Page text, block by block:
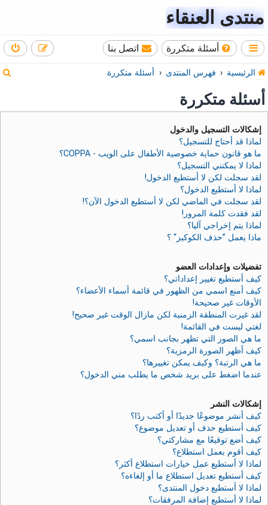
منتدى العنقاء
أسئلة متكررة اتصل بنا
الرئيسية فهرس المنتدى أسئلة متكررة
أسئلة متكررة
إشكالات التسجيل والدخول
لماذا قد أحتاج للتسجيل؟
ما هو قانون حماية خصوصية الأطفال على الويب - COPPA؟
لماذا لا يمكنني التسجيل؟
لقد سجلت لكن لا أستطيع الدخول!
لماذا لا أستطيع الدخول؟
لقد سجلت في الماضي لكن لا أستطيع الدخول الآن؟!
لقد فقدت كلمة المرور!
لماذا يتم إخراجي آليا؟
ماذا يعمل ”حذف الكوكيز“ ؟
تفضيلات وإعدادات العضو
كيف أستطيع تغيير إعداداتي؟
كيف أمنع اسمي من الظهور في قائمة أسماء الأعضاء؟
الأوقات غير صحيحة!
لقد غيرت المنطقة الزمنية لكن مازال الوقت غير صحيح!
لغتي ليست في القائمة!
ما هي الصور التي تظهر بجانب اسمي؟
كيف أظهر الصورة الرمزية؟
ما هي الرتبة؟ وكيف يمكن تغييرها؟
عندما اضغط على بريد شخص ما يطلب مني الدخول؟
إشكالات النشر
كيف أنشر موضوعًا جديدًا أو أكتب ردًا؟
كيف أستطيع حذف أو تعديل موضوع؟
كيف أضع توقيعًا مع مشاركتي؟
كيف أقوم بعمل استطلاع؟
لماذا لا أستطيع عمل خيارات استطلاع أكثر؟
كيف أستطيع تعديل استطلاع ما أو إلغاءه؟
لماذا لا أستطيع دخول المنتدى؟
لماذا لا أستطيع إضافة المرفقات؟